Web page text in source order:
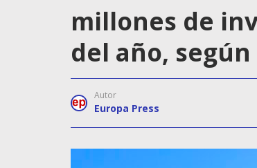
millones de
del año, según
Autor
Europa Press